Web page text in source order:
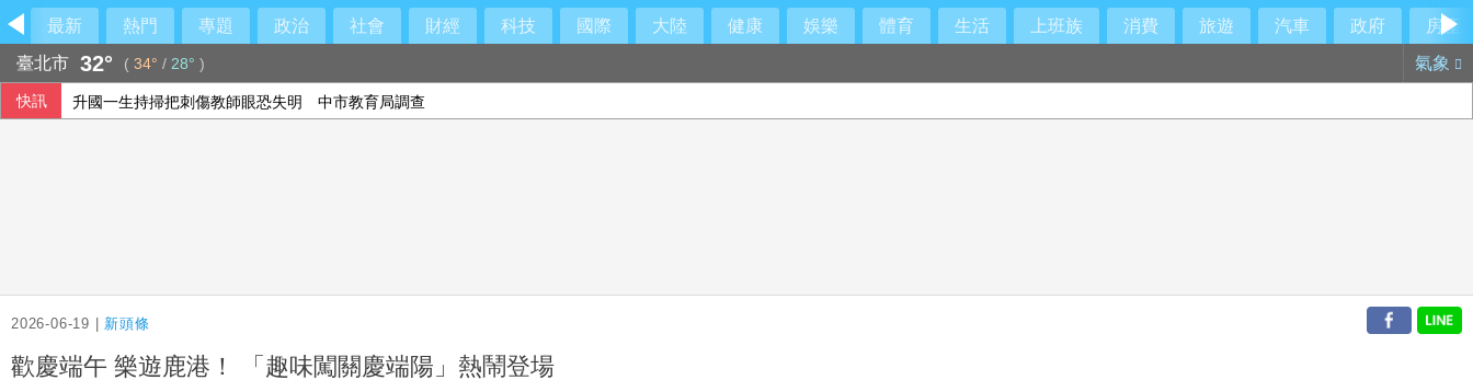
最新 熱門 專題 政治 社會 財經 科技 國際 大陸 健康 娛樂 體育 生活 上班族 消費 旅遊 汽車 政府
房產
臺北市 32° ( 34° / 28° ) 氣象
快訊
升國一生持掃把刺傷教師眼恐失明 中市教育局調查
2026-06-19 | 新頭條
歡慶端午 樂遊鹿港！ 「趣味闖關慶端陽」熱鬧登場